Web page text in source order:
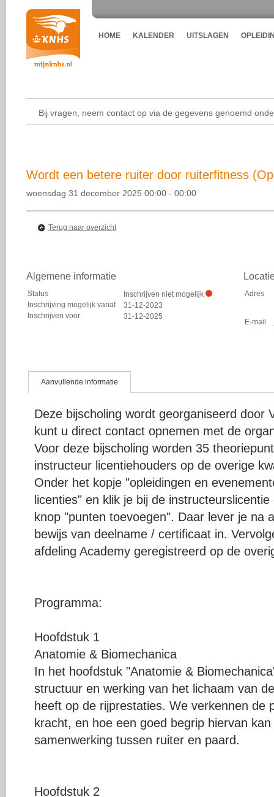
HOME KALENDER UITSLAGEN
Bij vragen, neem contact op via de gegevens genoemd
Wordt een betere ruiter door ruiterfitness
woensdag 31 december 2025 00:00 - 00:00
Terug naar overzicht
Algemene informatie
Status
Inschrijven niet mogelijk
Inschrijving mogelijk vanaf
31-12-2023
Inschrijven voor
31-12-2025
Adres
E-mail
Aanvullende informatie
Deze bijscholing wordt georganiseerd door
kunt u direct contact opnemen met de
Voor deze bijscholing worden 35
instructeur licentiehouders op de overige
Onder het kopje "opleidingen en
licenties" en klik je bij de
knop "punten toevoegen". Daar lever je na
bewijs van deelname / certificaat in.
afdeling Academy geregistreerd op de
Programma:
Hoofdstuk 1
Anatomie & Biomechanica
In het hoofdstuk "Anatomie &
structuur en werking van het lichaam van
heeft op de rijprestaties. We verkennen de
kracht, en hoe een goed begrip hiervan
samenwerking tussen ruiter en paard.
Hoofdstuk 2